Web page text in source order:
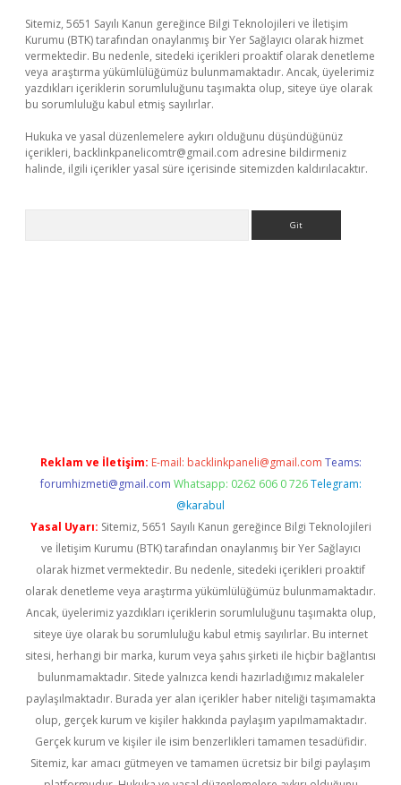
Sitemiz, 5651 Sayılı Kanun gereğince Bilgi Teknolojileri ve İletişim
Kurumu (BTK) tarafından onaylanmış bir Yer Sağlayıcı olarak hizmet
vermektedir. Bu nedenle, sitedeki içerikleri proaktif olarak denetleme
veya araştırma yükümlülüğümüz bulunmamaktadır. Ancak, üyelerimiz
yazdıkları içeriklerin sorumluluğunu taşımakta olup, siteye üye olarak
bu sorumluluğu kabul etmiş sayılırlar.
Hukuka ve yasal düzenlemelere aykırı olduğunu düşündüğünüz
içerikleri, backlinkpanelicomtr@gmail.com adresine bildirmeniz
halinde, ilgili içerikler yasal süre içerisinde sitemizden kaldırılacaktır.
Reklam ve İletişim: E-mail: backlinkpaneli@gmail.com Teams:
forumhizmeti@gmail.com Whatsapp: 0262 606 0 726 Telegram:
@karabul
Yasal Uyarı: Sitemiz, 5651 Sayılı Kanun gereğince Bilgi Teknolojileri
ve İletişim Kurumu (BTK) tarafından onaylanmış bir Yer Sağlayıcı
olarak hizmet vermektedir. Bu nedenle, sitedeki içerikleri proaktif
olarak denetleme veya araştırma yükümlülüğümüz bulunmamaktadır.
Ancak, üyelerimiz yazdıkları içeriklerin sorumluluğunu taşımakta olup,
siteye üye olarak bu sorumluluğu kabul etmiş sayılırlar. Bu internet
sitesi, herhangi bir marka, kurum veya şahıs şirketi ile hiçbir bağlantısı
bulunmamaktadır. Sitede yalnızca kendi hazırladığımız makaleler
paylaşılmaktadır. Burada yer alan içerikler haber niteliği taşımamakta
olup, gerçek kurum ve kişiler hakkında paylaşım yapılmamaktadır.
Gerçek kurum ve kişiler ile isim benzerlikleri tamamen tesadüfidir.
Sitemiz, kar amacı gütmeyen ve tamamen ücretsiz bir bilgi paylaşım